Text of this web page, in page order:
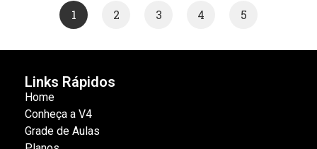
1 2 3 4 5
Links Rápidos
Home
Conheça a V4
Grade de Aulas